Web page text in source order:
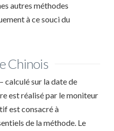
autres méthodes
à ce souci du
Chinois
calculé sur la date de
est réalisé par le moniteur
est consacré à
de la méthode. Le